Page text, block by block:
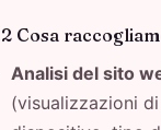
Cosa
Analisi del sito
(visualizzazioni